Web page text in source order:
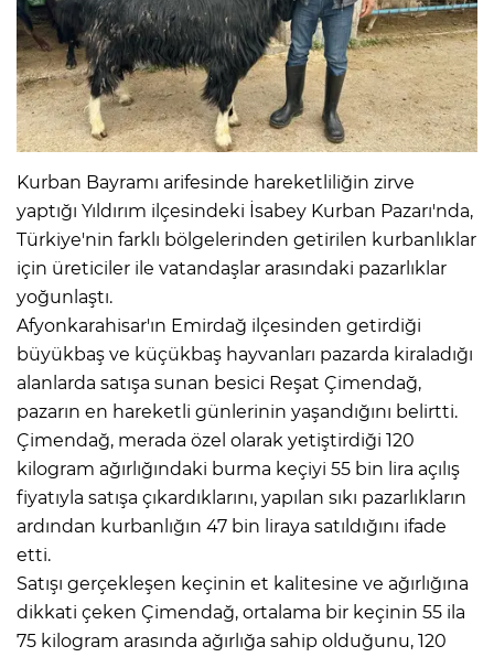
Kurban Bayramı arifesinde hareketliliğin zirve
yaptığı Yıldırım ilçesindeki İsabey Kurban Pazarı'nda,
Türkiye'nin farklı bölgelerinden getirilen kurbanlıklar
için üreticiler ile vatandaşlar arasındaki pazarlıklar
yoğunlaştı.
Afyonkarahisar'ın Emirdağ ilçesinden getirdiği
büyükbaş ve küçükbaş hayvanları pazarda kiraladığı
alanlarda satışa sunan besici Reşat Çimendağ,
pazarın en hareketli günlerinin yaşandığını belirtti.
Çimendağ, merada özel olarak yetiştirdiği 120
kilogram ağırlığındaki burma keçiyi 55 bin lira açılış
fiyatıyla satışa çıkardıklarını, yapılan sıkı pazarlıkların
ardından kurbanlığın 47 bin liraya satıldığını ifade
etti.
Satışı gerçekleşen keçinin et kalitesine ve ağırlığına
dikkati çeken Çimendağ, ortalama bir keçinin 55 ila
75 kilogram arasında ağırlığa sahip olduğunu, 120